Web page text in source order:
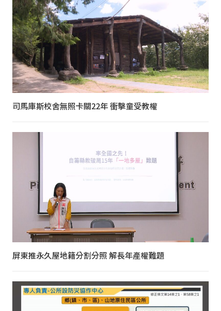
司馬庫斯校舍無照卡關22年 衝擊童受教權
屏東推永久屋地籍分割分照 解長年產權難題